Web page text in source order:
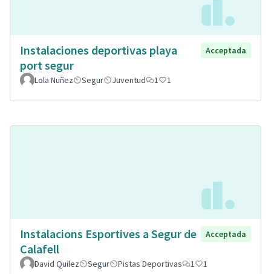
Instalaciones deportivas playa
port segur
Acceptada
Lola Nuñez Segur Juventud 1 1
Instalacions Esportives a Segur de
Calafell
Acceptada
David Quilez Segur Pistas Deportivas 1 1